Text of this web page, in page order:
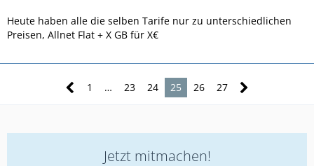
Heute haben alle die selben Tarife nur zu unterschiedlichen
Preisen, Allnet Flat + X GB für X€
1 … 23 24 25 26 27
Jetzt mitmachen!